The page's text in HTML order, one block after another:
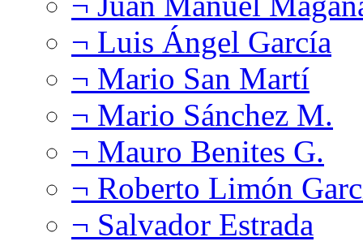
¬ Luis Ángel García
¬ Mario San Martí
¬ Mario Sánchez M.
¬ Mauro Benites G.
¬ Roberto Limón
¬ Salvador Estrada